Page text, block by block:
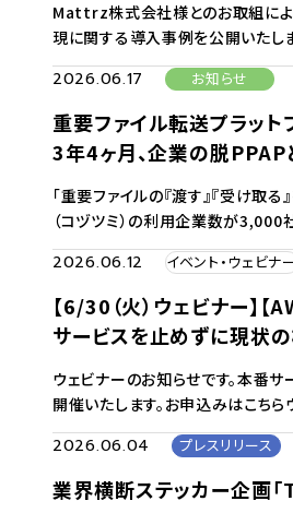
Mattrz株式会社様とのお取組に
現に関する導入事例を公開いたし
2026.06.17 お知らせ
重要ファイル転送プラッ
3年4ヶ月、企業の脱PPAP
「重要ファイルの『渡す』『受け取
（コヅツミ）の利用企業数が
2026.06.12 イベント・ウェビナ
【6/30（火）ウェビナー】
サービスを止めずに現状
ウェビナーのお知らせです。本番
開催いたします。お申込みはこち
2026.06.04 プレスリリース
業界横断ステッカー企画